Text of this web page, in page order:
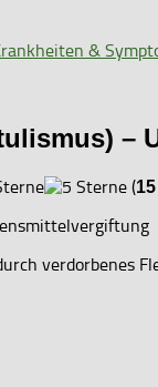
&
–
(15
verdorbenes